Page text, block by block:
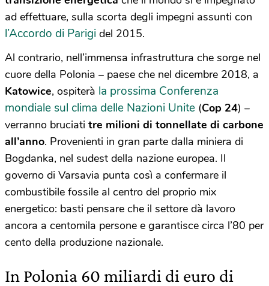
ad effettuare, sulla scorta degli impegni assunti con
l’Accordo di Parigi del 2015.
Al contrario, nell’immensa infrastruttura che sorge nel
cuore della Polonia – paese che nel dicembre 2018, a
Katowice, ospiterà la prossima Conferenza
mondiale sul clima delle Nazioni Unite (Cop 24) –
verranno bruciati tre milioni di tonnellate di carbone
all’anno. Provenienti in gran parte dalla miniera di
Bogdanka, nel sudest della nazione europea. Il
governo di Varsavia punta così a confermare il
combustibile fossile al centro del proprio mix
energetico: basti pensare che il settore dà lavoro
ancora a centomila persone e garantisce circa l’80 per
cento della produzione nazionale.
In Polonia 60 miliardi di euro di